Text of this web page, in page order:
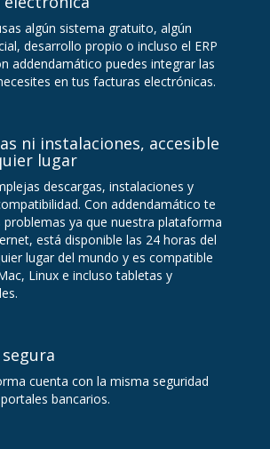
algún sistema gratuito, algún
desarrollo propio o incluso el ERP
addendamático puedes integrar las
en tus facturas electrónicas.
ni instalaciones, accesible
lugar
descargas, instalaciones y
Con addendamático te
problemas ya que nuestra plataforma
está disponible las 24 horas del
lugar del mundo y es compatible
Linux e incluso tabletas y
cuenta con la misma seguridad
bancarios.